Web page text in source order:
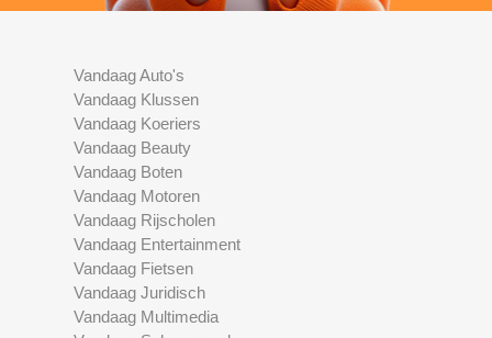
Vandaag Auto's
Vandaag Klussen
Vandaag Koeriers
Vandaag Beauty
Vandaag Boten
Vandaag Motoren
Vandaag Rijscholen
Vandaag Entertainment
Vandaag Fietsen
Vandaag Juridisch
Vandaag Multimedia